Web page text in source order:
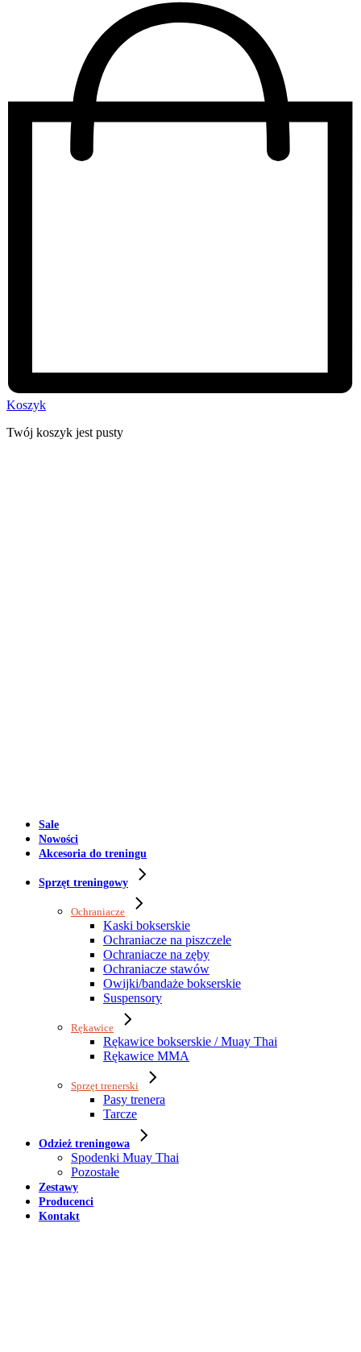
Koszyk
Twój koszyk jest pusty
Sale
Nowości
Akcesoria do treningu
Sprzęt treningowy
Ochraniacze
Kaski bokserskie
Ochraniacze na piszczele
Ochraniacze na zęby
Ochraniacze stawów
Owijki/bandaże bokserskie
Suspensory
Rękawice
Rękawice bokserskie / Muay Thai
Rękawice MMA
Sprzęt trenerski
Pasy trenera
Tarcze
Odzież treningowa
Spodenki Muay Thai
Pozostałe
Zestawy
Producenci
Kontakt